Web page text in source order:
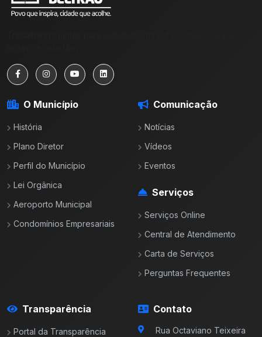
O Município
História
Plano Diretor
Perfil do Município
Lei Orgânica
Aeroporto Municipal
Condomínios Empresariais
Comunicação
Notícias
Vídeos
Eventos
Serviços
Serviços Online
Central de Atendimento
Carta de Serviços
Perguntas Frequentes
Transparência
Portal da Transparência
Contato
Rua Octaviano Teixeira